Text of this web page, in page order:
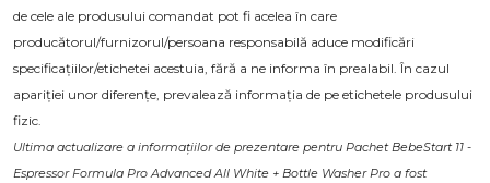
de cele ale produsului comandat pot fi acelea în care
producătorul/furnizorul/persoana responsabilă aduce modificări
specificațiilor/etichetei acestuia, fără a ne informa în prealabil. În cazul
apariției unor diferențe, prevalează informația de pe etichetele produsului
fizic.
Ultima actualizare a informațiilor de prezentare pentru Pachet BebeStart 11 -
Espressor Formula Pro Advanced All White + Bottle Washer Pro a fost